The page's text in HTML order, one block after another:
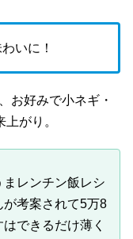
いに！
お好みで小ネギ・
がり。
レンチン飯レシ
が考案されて5万8
できるだけ薄く